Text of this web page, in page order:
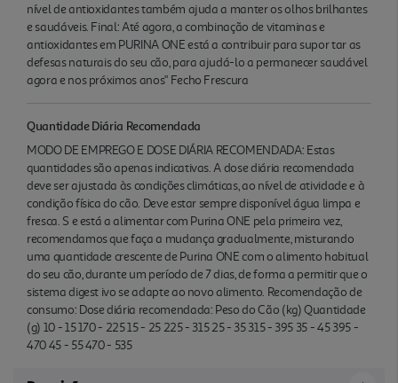
nível de antioxidantes também ajuda a manter os olhos brilhantes
e saudáveis. Final: Até agora, a combinação de vitaminas e
antioxidantes em PURINA ONE está a contribuir para supor tar as
defesas naturais do seu cão, para ajudá-lo a permanecer saudável
agora e nos próximos anos" Fecho Frescura
Quantidade Diária Recomendada
MODO DE EMPREGO E DOSE DIÁRIA RECOMENDADA: Estas
quantidades são apenas indicativas. A dose diária recomendada
deve ser ajustada às condições climáticas, ao nível de atividade e à
condição física do cão. Deve estar sempre disponível água limpa e
fresca. S e está a alimentar com Purina ONE pela primeira vez,
recomendamos que faça a mudança gradualmente, misturando
uma quantidade crescente de Purina ONE com o alimento habitual
do seu cão, durante um período de 7 dias, de forma a permitir que o
sistema digest ivo se adapte ao novo alimento. Recomendação de
consumo: Dose diária recomendada: Peso do Cão (kg) Quantidade
(g) 10 - 15 170 - 225 15 - 25 225 - 315 25 - 35 315 - 395 35 - 45 395 -
470 45 - 55 470 - 535